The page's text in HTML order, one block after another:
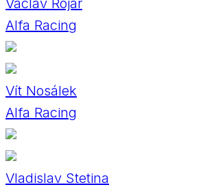
Václav Rojar
Alfa Racing
Vít Nosálek
Alfa Racing
Vladislav Stetina